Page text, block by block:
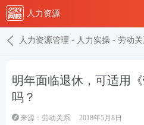
人力资源
人力资源管理 - 人力实操 - 劳动
明年面临退休，可适用
吗？
来源： 劳动关系 2018年5月8日